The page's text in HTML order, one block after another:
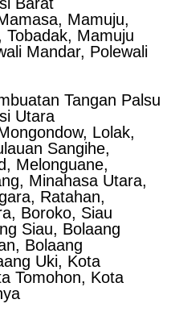
Mamuju,
Tobadak, Mamuju
Mandar, Polewali
Tangan Palsu
Utara
Lolak,
Sangihe,
Melonguane,
Minahasa Utara,
Ratahan,
Boroko, Siau
Siau, Bolaang
Bolaang
Uki, Kota
Tomohon, Kota